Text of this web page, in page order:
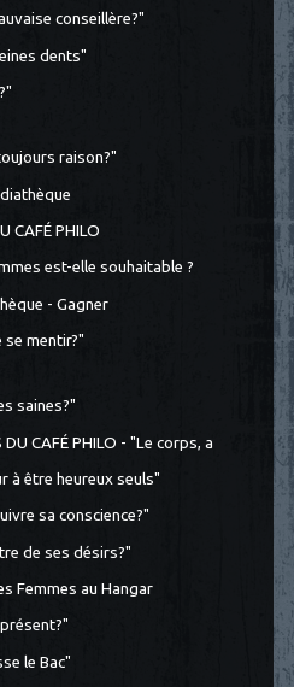
conseillère?"
dents"
raison?"
CAFÉ PHILO
est-elle souhaitable ?
- Gagner
mentir?"
saines?"
CAFÉ PHILO - "Le corps, a
à être heureux seuls"
sa conscience?"
de ses désirs?"
Femmes au Hangar
le Bac"